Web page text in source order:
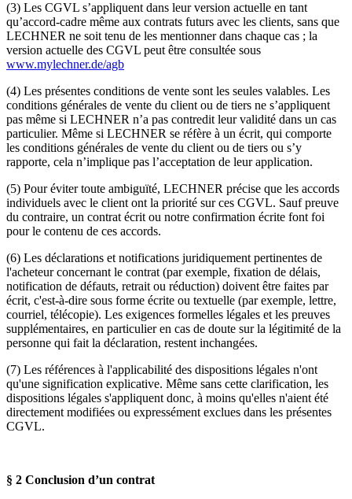
(3) Les CGVL s’appliquent dans leur version actuelle en tant
qu’accord-cadre même aux contrats futurs avec les clients, sans que
LECHNER ne soit tenu de les mentionner dans chaque cas ; la
version actuelle des CGVL peut être consultée sous
www.mylechner.de/agb
(4) Les présentes conditions de vente sont les seules valables. Les
conditions générales de vente du client ou de tiers ne s’appliquent
pas même si LECHNER n’a pas contredit leur validité dans un cas
particulier. Même si LECHNER se réfère à un écrit, qui comporte
les conditions générales de vente du client ou de tiers ou s’y
rapporte, cela n’implique pas l’acceptation de leur application.
(5) Pour éviter toute ambiguïté, LECHNER précise que les accords
individuels avec le client ont la priorité sur ces CGVL. Sauf preuve
du contraire, un contrat écrit ou notre confirmation écrite font foi
pour le contenu de ces accords.
(6) Les déclarations et notifications juridiquement pertinentes de
l'acheteur concernant le contrat (par exemple, fixation de délais,
notification de défauts, retrait ou réduction) doivent être faites par
écrit, c'est-à-dire sous forme écrite ou textuelle (par exemple, lettre,
courriel, télécopie). Les exigences formelles légales et les preuves
supplémentaires, en particulier en cas de doute sur la légitimité de la
personne qui fait la déclaration, restent inchangées.
(7) Les références à l'applicabilité des dispositions légales n'ont
qu'une signification explicative. Même sans cette clarification, les
dispositions légales s'appliquent donc, à moins qu'elles n'aient été
directement modifiées ou expressément exclues dans les présentes
CGVL.
§ 2 Conclusion d’un contrat